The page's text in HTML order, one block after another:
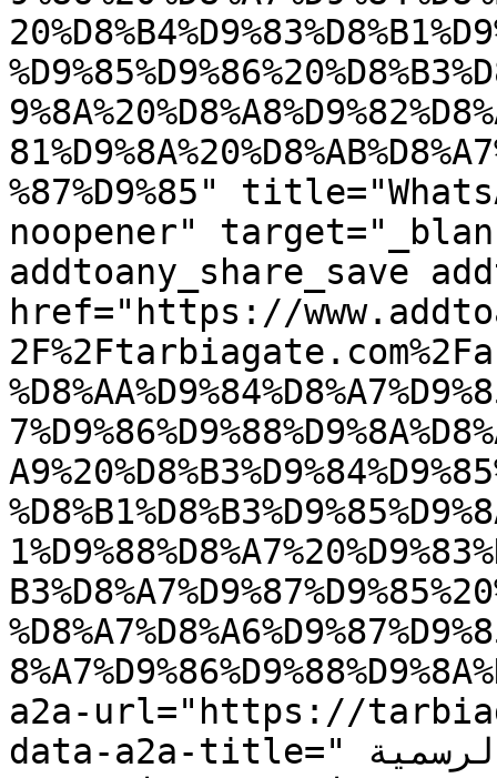
%87%D9%85"
noopener"
addtoany_share_save
href="https://
a2a-url="https://
data-a2a-title="تلاميذ ثانوية زهية سلمان الرسمية